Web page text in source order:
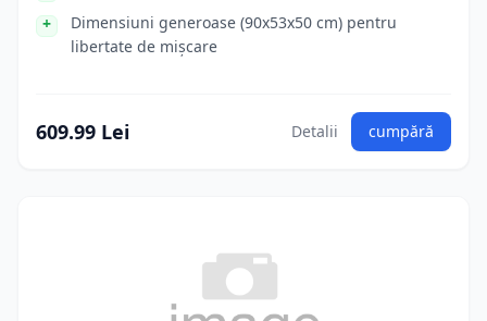
Dimensiuni generoase (90x53x50 cm) pentru
libertate de mișcare
609.99 Lei Detalii cumpără